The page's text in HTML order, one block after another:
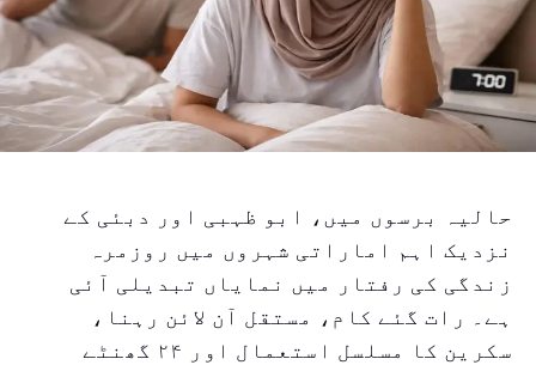
حالیہ برسوں میں، ابو ظہبی اور دبئی کے
نزدیک اہم اماراتی شہروں میں روزمرہ
زندگی کی رفتار میں نمایاں تبدیلی آئی
ہے۔ رات گئے کام، مستقل آن لائن رہنا،
سکرین کا مسلسل استعمال اور ۲۴ گھنٹے